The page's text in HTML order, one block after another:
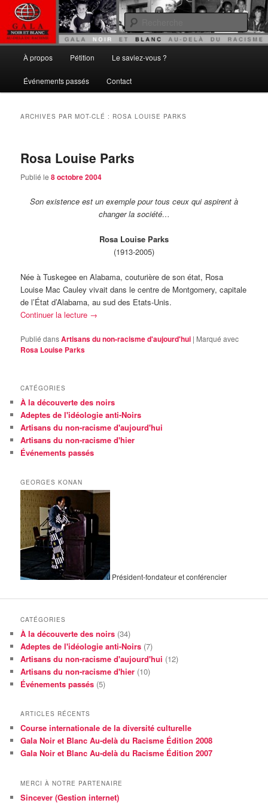
Aller
contenu
principal
Aller
contenu
secondaireAu delà du Racisme
Gala noir et blanc
À propos Pétition Le saviez-vous ?
Événements passés Contact
ARCHIVES PAR MOT-CLÉ : ROSA LOUISE PARKS
Rosa Louise Parks
Publié le8 octobre 2004
Son existence est un exemple pour tous ceux qui aspirent à
changer la société…
Rosa Louise Parks
(1913-2005)
Née à Tuskegee en Alabama, couturière de son état, Rosa
Louise Mac Cauley vivait dans le centre de Montgomery, capitale
de l’État d’Alabama, au sud des Etats-Unis.
Continuer la lecture →
Publié dansArtisans du non-racisme d'aujourd'hui | Marqué avec
Rosa Louise Parks
CATÉGORIES
À la découverte des noirs
Adeptes de l'idéologie anti-Noirs
Artisans du non-racisme d'aujourd'hui
Artisans du non-racisme d'hier
Événements passés
GEORGES KONAN
Président-fondateur et conférencier
CATÉGORIES
À la découverte des noirs (34)
Adeptes de l'idéologie anti-Noirs (7)
Artisans du non-racisme d'aujourd'hui (12)
Artisans du non-racisme d'hier (10)
Événements passés (5)
ARTICLES RÉCENTS
Course internationale de la diversité culturelle
Gala Noir et Blanc Au-delà du Racisme Édition 2008
Gala Noir et Blanc Au-delà du Racisme Édition 2007
MERCI À NOTRE PARTENAIRE
Sincever (Gestion internet)